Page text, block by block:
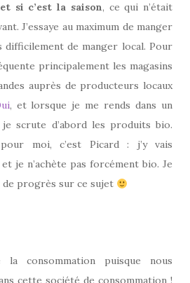
si c’est la saison, ce qui n’était
J’essaye au maximum de manger
de manger local. Pour
principalement les magasins
auprès de producteurs locaux
, et lorsque je me rends dans un
je scrute d’abord les produits bio.
moi, c’est Picard : j’y vais
je n’achète pas forcément bio. Je
de progrès sur ce sujet
la consommation puisque nous
cette société de consommation !